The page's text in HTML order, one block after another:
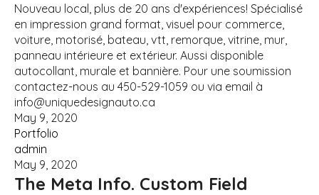
Nouveau local, plus de 20 ans d'expériences! Spécialisé
en impression grand format, visuel pour commerce,
voiture, motorisé, bateau, vtt, remorque, vitrine, mur,
panneau intérieure et extérieur. Aussi disponible
autocollant, murale et bannière. Pour une soumission
contactez-nous au 450-529-1059 ou via email à
info@uniquedesignauto.ca
May 9, 2020
Portfolio
admin
May 9, 2020
The Meta Info. Custom Field